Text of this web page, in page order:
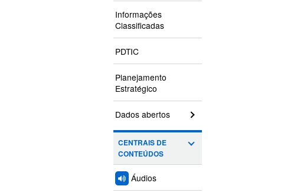
Informações
Classificadas
PDTIC
Planejamento
Estratégico
Dados abertos
CENTRAIS DE
CONTEÚDOS
Áudios